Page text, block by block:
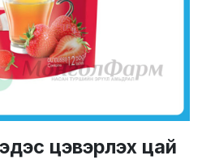
цэвэрлэх цай